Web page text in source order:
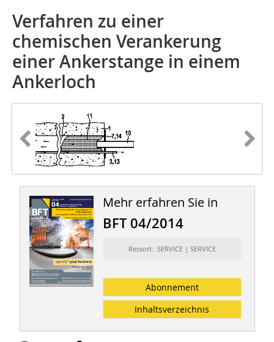
Verfahren zu einer
chemischen Verankerung
einer Ankerstange in einem
Ankerloch
Mehr erfahren Sie in
BFT 04/2014
Ressort: SERVICE | SERVICE
Abonnement
Inhaltsverzeichnis